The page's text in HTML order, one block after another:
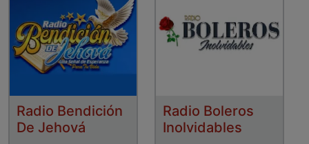
Radio Bendición
De Jehová
Radio Boleros
Inolvidables